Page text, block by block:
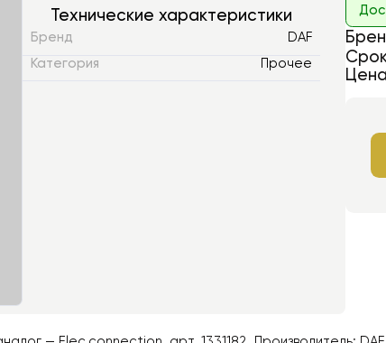
Технические характеристики
Бренд
DAF
Категория
Прочее